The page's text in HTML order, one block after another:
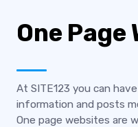
One Page
At SITE123 you can
information and posts
One page websites are